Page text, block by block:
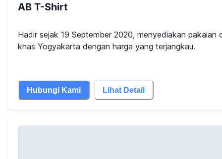
AB T-Shirt
Hadir sejak 19 September 2020, menyediakan pakaian
khas Yogyakarta dengan harga yang terjangkau.
Hubungi Kami Lihat Detail